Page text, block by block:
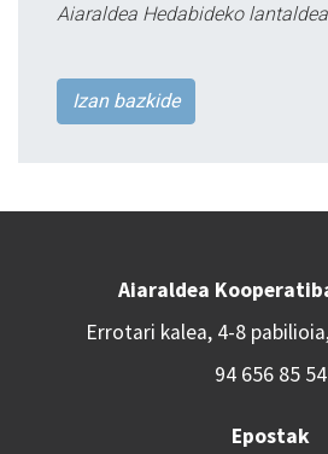
Aiaraldea Hedabideko
Izan bazkide
Aiaraldea
Errotari kalea, 4-8
94 656 85 54
Epostak